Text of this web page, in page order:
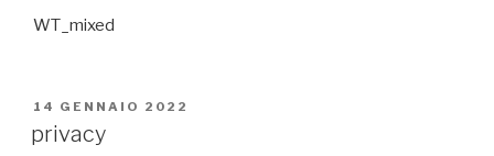
WT_mixed
PUBBLICATO
14 GENNAIO 2022
privacy